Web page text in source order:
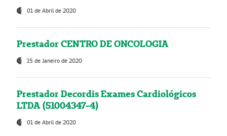
01 de Abril de 2020
Prestador CENTRO DE ONCOLOGIA
15 de Janeiro de 2020
Prestador Decordis Exames Cardiológicos
LTDA (51004347-4)
01 de Abril de 2020